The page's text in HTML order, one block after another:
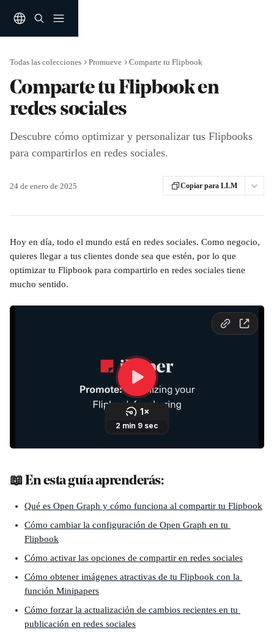
Todas las colecciones Promueve Comparte tu Flipbook
Comparte tu Flipbook en
redes sociales
Descubre cómo optimizar y personalizar tus Flipbooks
para compartirlos en redes sociales.
24 de enero de 2025 Copiar para LLM
Hoy en día, todo el mundo está en redes sociales. Como negocio,
quieres llegar a tus clientes donde sea que estén, por lo que
optimizar tu Flipbook para compartirlo en redes sociales tiene
mucho sentido.
📖 En esta guía aprenderás:
Qué es Open Graph y cómo funciona al compartir tu Flipbook
Cómo cambiar la configuración de Open Graph en tu
Flipbook
Cómo activar las opciones de compartir en redes sociales
Cómo obtener imágenes atractivas de tu Flipbook con la
función Minipapers
Cómo forzar la actualización de cambios recientes en tu
publicación en redes sociales